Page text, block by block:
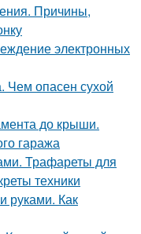
Причины,
электронных
Чем опасен сухой
до крыши.
гаража
Трафареты для
техники
руками. Как